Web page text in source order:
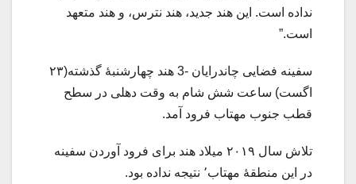
نداده است. این هند جدید، هند نترس، و هند متعهد
است.”
سفینه فضایی چاندرایان -3 هند چهارشنبۀ گذشته(۲۳
اگست) ساعت شش شام به وقت دهلی در سطح
قطب جنوب مهتاب فرود آمد.
تلاش سال ۲۰۱۹ میلاد هند برای فرود آوردن سفینه
در این منطقۀ مهتاب٬ نتیجه نداده بود.